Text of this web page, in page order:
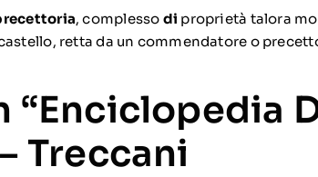
, complesso di proprietà talora
retta da un commendatore o
“Enciclopedia
Treccani